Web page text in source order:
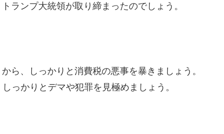
ランプ大統領が取り締まったのでしょう。
ら、しっかりと消費税の悪事を暴きましょう。
っかりとデマや犯罪を見極めましょう。